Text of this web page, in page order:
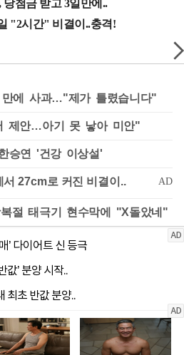
만에 사과…"제가 틀렸습니다"
제안…아기 못 낳아 미안"
승연 '건강 이상설'
절 태극기 현수막에 "X돌았네"